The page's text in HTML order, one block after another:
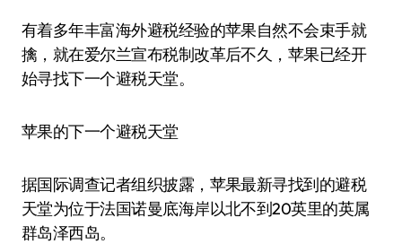
有着多年丰富海外避税经验的苹果自然不会束手就
擒，就在爱尔兰宣布税制改革后不久，苹果已经开
始寻找下一个避税天堂。
苹果的下一个避税天堂
据国际调查记者组织披露，苹果最新寻找到的避税
天堂为位于法国诺曼底海岸以北不到20英里的英属
群岛泽西岛。